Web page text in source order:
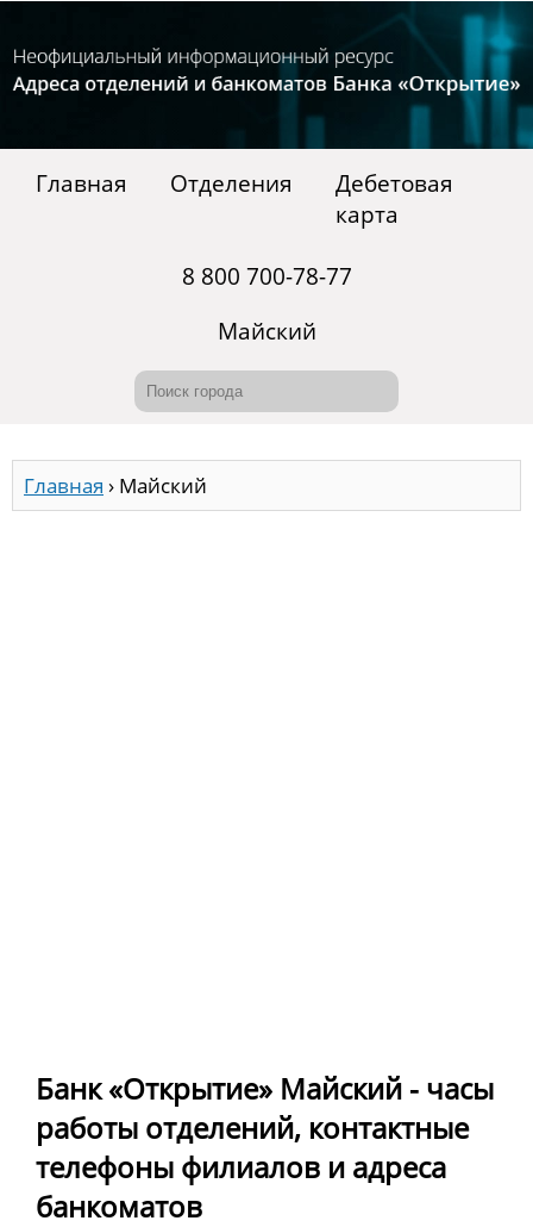
Главная Отделения
Дебетовая
карта
8 800 700-78-77
Майский
Главная › Майский
Банк «Открытие» Майский - часы
работы отделений, контактные
телефоны филиалов и адреса
банкоматов